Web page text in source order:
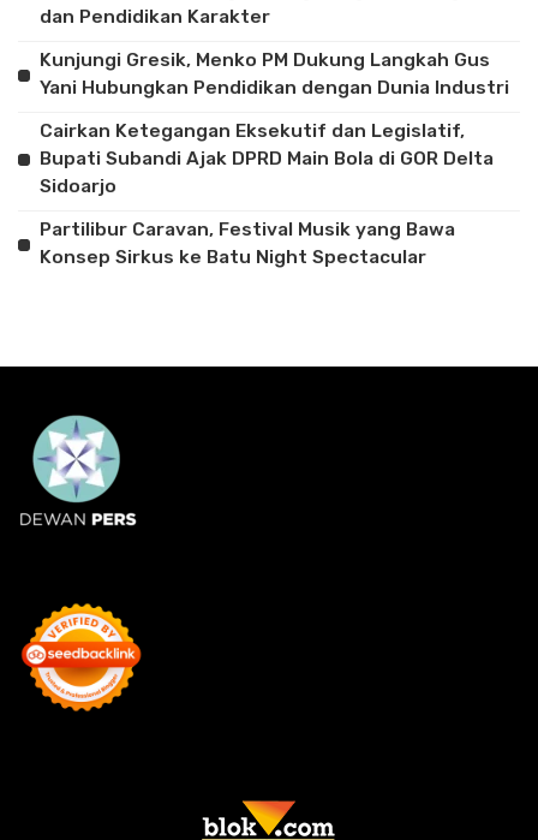
dan Pendidikan Karakter
Kunjungi Gresik, Menko PM Dukung Langkah Gus
Yani Hubungkan Pendidikan dengan Dunia Industri
Cairkan Ketegangan Eksekutif dan Legislatif,
Bupati Subandi Ajak DPRD Main Bola di GOR Delta
Sidoarjo
Partilibur Caravan, Festival Musik yang Bawa
Konsep Sirkus ke Batu Night Spectacular